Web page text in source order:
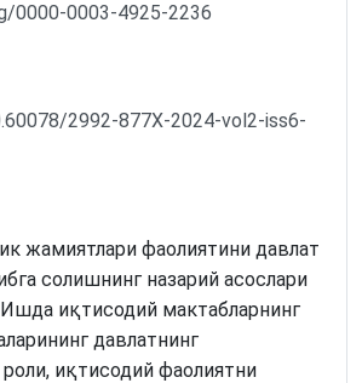
0000-0003-4925-2236
2992-877X-2024-vol2-iss6-
жамиятлари фаолиятини давлат
солишнинг назарий асослари
иқтисодий мактабларнинг
давлатнинг
иқтисодий фаолиятни